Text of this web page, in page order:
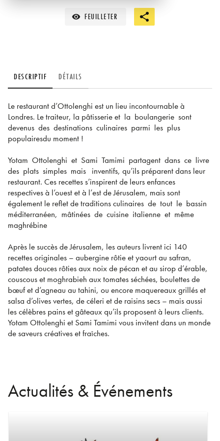
visibility FEUILLETER
DESCRIPTIF DÉTAILS
Le restaurant d’Ottolenghi est un lieu incontournable à
Londres. Le traiteur, la pâtisserie et la boulangerie sont
devenus des destinations culinaires parmi les plus
populairesdu moment !
Yotam Ottolenghi et Sami Tamimi partagent dans ce livre
des plats simples mais inventifs, qu’ils préparent dans leur
restaurant. Ces recettes s’inspirent de leurs enfances
respectives à l’ouest et à l’est de Jérusalem, mais sont
également le reflet de traditions culinaires de tout le bassin
méditerranéen, mâtinées de cuisine italienne et même
maghrébine
Après le succès de Jérusalem, les auteurs livrent ici 140
recettes originales – aubergine rôtie et yaourt au safran,
patates douces rôties aux noix de pécan et au sirop d’érable,
couscous et moghrabieh aux tomates séchées, boulettes de
bœuf et d’agneau au tahini, ou encore maquereaux grillés et
salsa d’olives vertes, de céleri et de raisins secs – mais aussi
les célèbres pains et gâteaux qu’ils proposent à leurs clients.
Yotam Ottolenghi et Sami Tamimi vous invitent dans un monde
de saveurs créatives et fraîches.
Actualités & Événements